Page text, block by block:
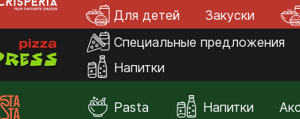
Для детей
Закуски
Специальные предложения
Напитки
Pasta Напитки